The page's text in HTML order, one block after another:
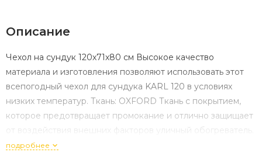
Описание
Чехол на сундук 120х71х80 см Высокое качество
материала и изготовления позволяют использовать этот
всепогодный чехол для сундука KARL 120 в условиях
низких температур. Ткань: OXFORD Ткань с покрытием,
которое предотвращает промокание и отлично защищает
от воздействия внешних факторов уличный обогреватель.
подробнее